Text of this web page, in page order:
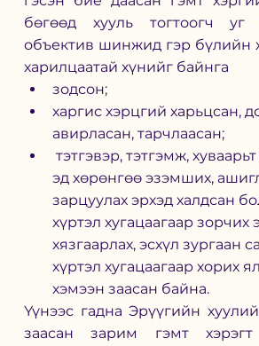
бөгөөд хууль тогтоогч уг
объектив шинжид гэр бүлийн
харилцаатай хүнийг байнга
зодсон;
харгис хэрцгий харьцсан,
авирласан, тарчлаасан;
тэтгэвэр, тэтгэмж,
эд хөрөнгөө эзэмших,
зарцуулах эрхэд халдсан
хүртэл хугацаагаар зорчих
хязгаарлах, эсхүл зургаан
хүртэл хугацаагаар хорих
хэмээн заасан байна.
Үүнээс гадна Эрүүгийн
заасан зарим гэмт